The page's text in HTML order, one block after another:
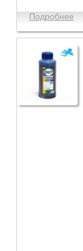
Подробнее